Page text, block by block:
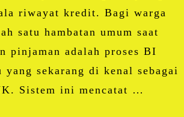
riwayat kredit. Bagi warga
satu hambatan umum saat
pinjaman adalah proses BI
yang sekarang di kenal sebagai
Sistem ini mencatat …